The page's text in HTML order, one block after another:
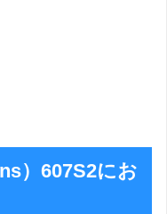
）607S2にお